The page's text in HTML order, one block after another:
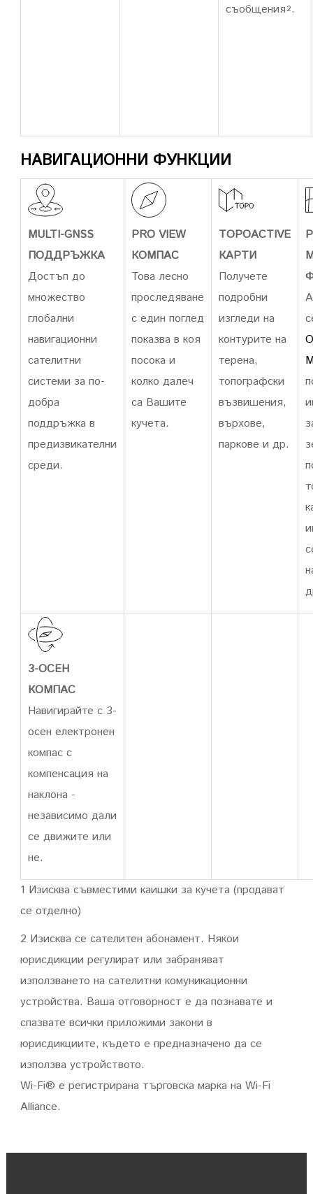
съобщения2.
НАВИГАЦИОННИ ФУНКЦИИ
MULTI-GNSS
ПОДДРЪЖКА
Достъп до
множество
глобални
навигационни
сателитни
системи за по-
добра
поддръжка в
предизвикателни
среди.
PRO VIEW
КОМПАС
Това лесно
проследяване
с един поглед
показва в коя
посока и
колко далеч
са Вашите
кучета.
TOPOACTIVE
КАРТИ
Получете
подробни
изгледи на
контурите на
терена,
топографски
възвишения,
върхове,
паркове и др.
3-ОСЕН
КОМПАС
Навигирайте с 3-
осен електронен
компас с
компенсация на
наклона -
независимо дали
се движите или
не.
1 Изисква съвместими каишки за кучета (продават
се отделно)
2 Изисква се сателитен абонамент. Някои
юрисдикции регулират или забраняват
използването на сателитни комуникационни
устройства. Ваша отговорност е да познавате и
спазвате всички приложими закони в
юрисдикциите, където е предназначено да се
използва устройството.
Wi-Fi® е регистрирана търговска марка на Wi-Fi
Alliance.